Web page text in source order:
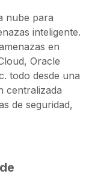
nube para
inteligente.
en
Oracle
todo desde una
centralizada
de seguridad,